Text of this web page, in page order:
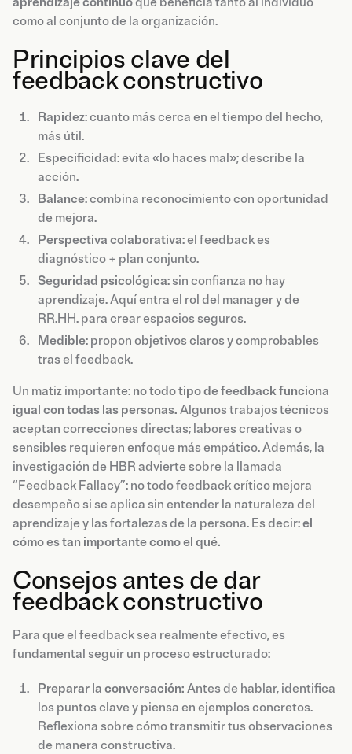
como al conjunto de la organización.
Principios clave del
feedback constructivo
Rapidez: cuanto más cerca en el tiempo del hecho,
más útil.
Especificidad: evita «lo haces mal»; describe la
acción.
Balance: combina reconocimiento con oportunidad
de mejora.
Perspectiva colaborativa: el feedback es
diagnóstico + plan conjunto.
Seguridad psicológica: sin confianza no hay
aprendizaje. Aquí entra el rol del manager y de
RR.HH. para crear espacios seguros.
Medible: propon objetivos claros y comprobables
tras el feedback.
Un matiz importante: no todo tipo de feedback funciona
igual con todas las personas. Algunos trabajos técnicos
aceptan correcciones directas; labores creativas o
sensibles requieren enfoque más empático. Además, la
investigación de HBR advierte sobre la llamada
“Feedback Fallacy”: no todo feedback crítico mejora
desempeño si se aplica sin entender la naturaleza del
aprendizaje y las fortalezas de la persona. Es decir:el
cómo es tan importante como el qué.
Consejos antes de dar
feedback constructivo
Para que el feedback sea realmente efectivo, es
fundamental seguir un proceso estructurado:
Preparar la conversación: Antes de hablar, identifica
los puntos clave y piensa en ejemplos concretos.
Reflexiona sobre cómo transmitir tus observaciones
de manera constructiva.